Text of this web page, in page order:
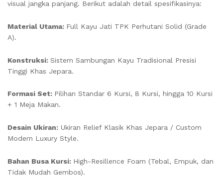
visual jangka panjang. Berikut adalah detail spesifikasinya:
Material Utama: Full Kayu Jati TPK Perhutani Solid (Grade
A).
Konstruksi: Sistem Sambungan Kayu Tradisional Presisi
Tinggi Khas Jepara.
Formasi Set: Pilihan Standar 6 Kursi, 8 Kursi, hingga 10 Kursi
+ 1 Meja Makan.
Desain Ukiran: Ukiran Relief Klasik Khas Jepara / Custom
Modern Luxury Style.
Bahan Busa Kursi: High-Resillence Foam (Tebal, Empuk, dan
Tidak Mudah Gembos).